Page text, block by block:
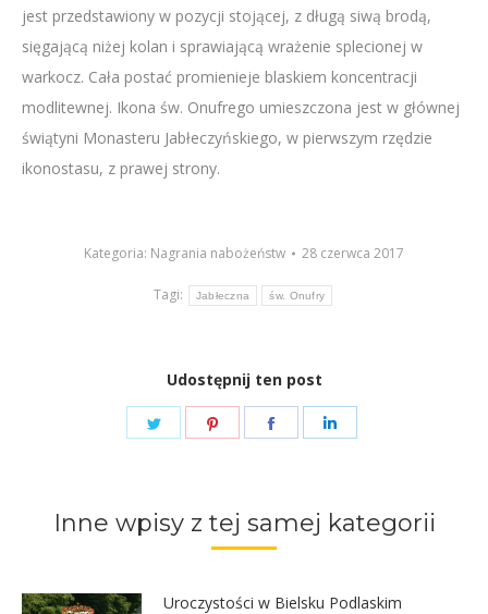
jest przedstawiony w pozycji stojącej, z długą siwą brodą,
sięgającą niżej kolan i sprawiającą wrażenie splecionej w
warkocz. Cała postać promienieje blaskiem koncentracji
modlitewnej. Ikona św. Onufrego umieszczona jest w głównej
świątyni Monasteru Jabłeczyńskiego, w pierwszym rzędzie
ikonostasu, z prawej strony.
Kategoria: Nagrania nabożeństw 28 czerwca 2017
Tagi: Jabłeczna św. Onufry
Udostępnij ten post
Share
Share
Share
Inne wpisy z tej samej kategorii
Uroczystości w Bielsku Podlaskim